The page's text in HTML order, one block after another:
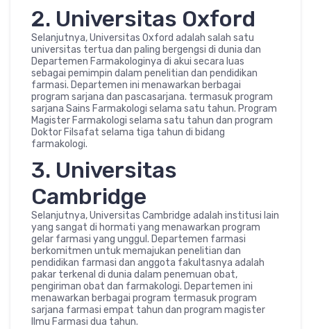
2. Universitas Oxford
Selanjutnya, Universitas Oxford adalah salah satu
universitas tertua dan paling bergengsi di dunia dan
Departemen Farmakologinya di akui secara luas
sebagai pemimpin dalam penelitian dan pendidikan
farmasi. Departemen ini menawarkan berbagai
program sarjana dan pascasarjana. termasuk program
sarjana Sains Farmakologi selama satu tahun. Program
Magister Farmakologi selama satu tahun dan program
Doktor Filsafat selama tiga tahun di bidang
farmakologi.
3. Universitas
Cambridge
Selanjutnya, Universitas Cambridge adalah institusi lain
yang sangat di hormati yang menawarkan program
gelar farmasi yang unggul. Departemen farmasi
berkomitmen untuk memajukan penelitian dan
pendidikan farmasi dan anggota fakultasnya adalah
pakar terkenal di dunia dalam penemuan obat,
pengiriman obat dan farmakologi. Departemen ini
menawarkan berbagai program termasuk program
sarjana farmasi empat tahun dan program magister
Ilmu Farmasi dua tahun.